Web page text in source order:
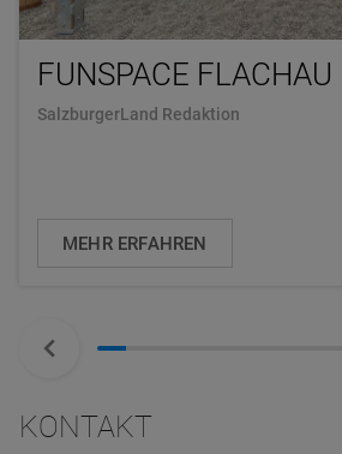
FUNSPACE FLACHAU
SalzburgerLand Redaktion
MEHR ERFAHREN
KONTAKT